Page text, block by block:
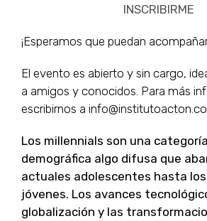
INSCRIBIRME
¡Esperamos que puedan
El evento es abierto y sin cargo,
a amigos y conocidos. Para más
escribirnos a
Los millennials son una
demográfica algo difusa que
actuales adolescentes hasta
jóvenes. Los avances
globalización y las